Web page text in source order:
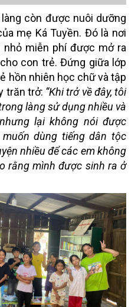
còn được nuôi dưỡng
mẹ Ká Tuyền. Đó là nơi
miễn phí được mở ra
con trẻ. Đứng giữa lớp
hồn nhiên học chữ và tập
trăn trở: “Khi trở về đây, tôi
làng sử dụng nhiều và
lại không nói được
dùng tiếng dân tộc
nhiều để các em không
rằng mình được sinh ra ở